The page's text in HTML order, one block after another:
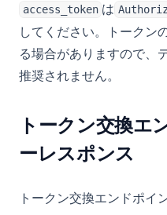
access_token は
してください。トークン
る場合がありますので、
推奨されません。
トークン交換エ
ーレスポンス
トークン交換エンドポイ